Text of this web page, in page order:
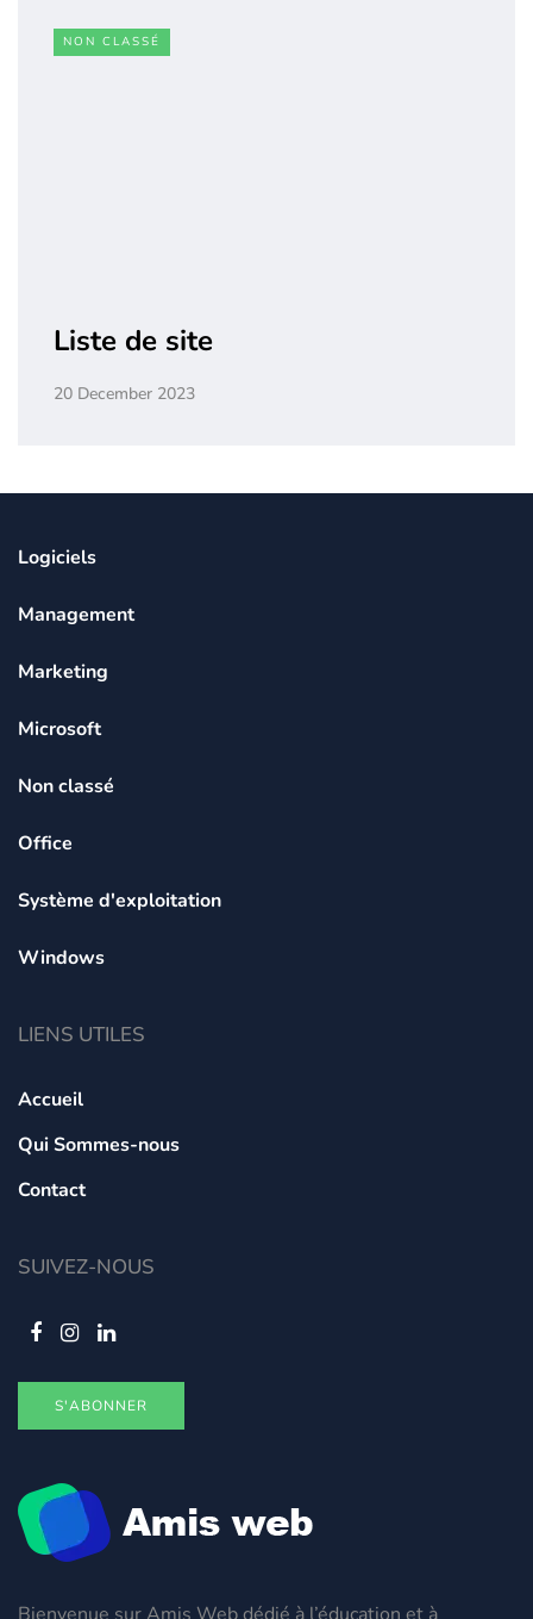
NON CLASSÉ
Liste de site
20 December 2023
Bienvenue sur Amis Web dédié à l’éducation et à
Logiciels
Management
Marketing
Microsoft
Non classé
Office
Système d'exploitation
Windows
LIENS UTILES
Accueil
Qui Sommes-nous
Contact
SUIVEZ-NOUS
S'ABONNER